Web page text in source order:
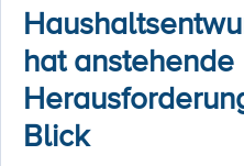
hat anstehende
Blick